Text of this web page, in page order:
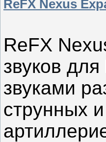
ReFX Nexus
ReFX
звуков
звуками
струнных